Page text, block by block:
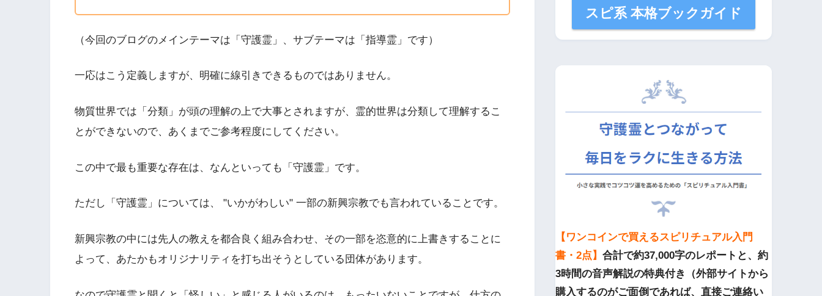
（今回のブログのメインテーマは「守護霊」、サブテーマは「指導霊」です）
一応はこう定義しますが、明確に線引きできるものではありません。
物質世界では「分類」が頭の理解の上で大事とされますが、霊的世界は分類して理解するこ
とができないので、あくまでご参考程度にしてください。
この中で最も重要な存在は、なんといっても「守護霊」です。
ただし「守護霊」については、 "いかがわしい" 一部の新興宗教でも言われていることです。
新興宗教の中には先人の教えを都合良く組み合わせ、その一部を恣意的に上書きすることに
よって、あたかもオリジナリティを打ち出そうとしている団体があります。
スピ系 本格ブックガイド
【ワンコインで買えるスピリチュアル入門
書・2点】 合計で約37,000字のレポートと、約
3時間の音声解説の特典付き（外部サイトから
購入するのがご面倒であれば、直接ご連絡い